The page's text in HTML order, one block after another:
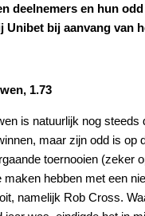
deelnemers en hun
Unibet bij aanvang van
1.73
is natuurlijk nog steeds
maar zijn odd is op
toernooien (zeker
maken hebben met een
namelijk Rob Cross.